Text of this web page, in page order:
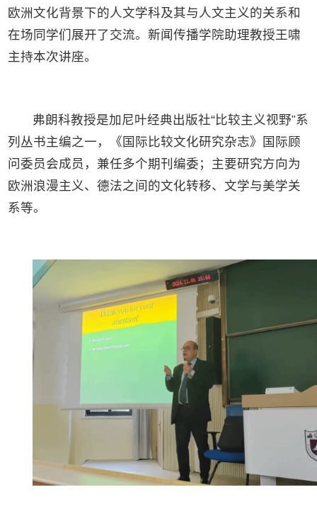
欧洲文化背景下的人文学科及其与人文主义的关系和
在场同学们展开了交流。新闻传播学院助理教授王啸
主持本次讲座。
弗朗科教授是加尼叶经典出版社“比较主义视野"系
列丛书主编之一，《国际比较文化研究杂志》国际顾
问委员会成员，兼任多个期刊编委；主要研究方向为
欧洲浪漫主义、德法之间的文化转移、文学与美学关
系等。